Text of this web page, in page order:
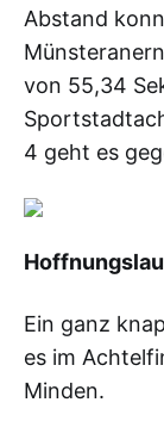
Abstand
von 55,34
4 geht es
Ein ganz
es im
Minden.